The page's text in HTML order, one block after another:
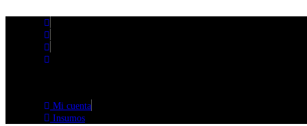
contenido
Mi cuenta
Insumos